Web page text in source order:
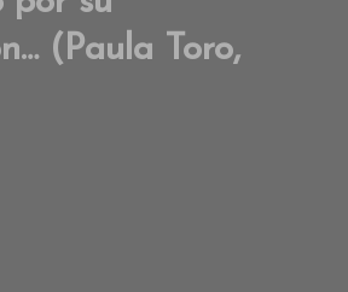
(Paula Toro,